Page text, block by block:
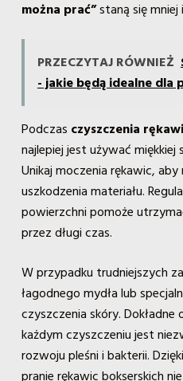
można prać”staną się mniej
PRZECZYTAJ RÓWNIEŻ
- jakie będą idealne dla
Podczas czyszczenia
najlepiej jest używać
Unikaj moczenia rękawic,
uszkodzenia materiału.
powierzchni pomoże
przez długi czas.
W przypadku trudniejszych
łagodnego mydła lub
czyszczenia skóry. Dokładne
każdym czyszczeniu jest
rozwoju pleśni i bakterii.
pranie rękawic bokserskich